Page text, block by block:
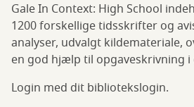
Gale In Context: High School
1200 forskellige tidsskrifter og
analyser, udvalgt kildemateriale,
en god hjælp til opgaveskrivning i
Login med dit bibliotekslogin.